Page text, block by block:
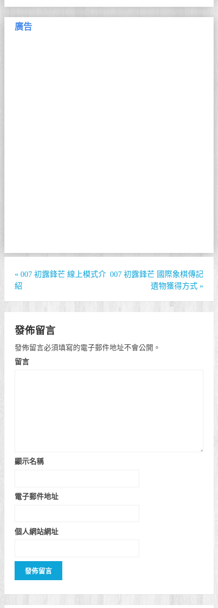
廣告
« 007 初露鋒芒 線上模式介
紹
007 初露鋒芒 國際象棋傳記
遺物獲得方式 »
發佈留言
發佈留言必須填寫的電子郵件地址不會公開。
留言
顯示名稱
電子郵件地址
個人網站網址